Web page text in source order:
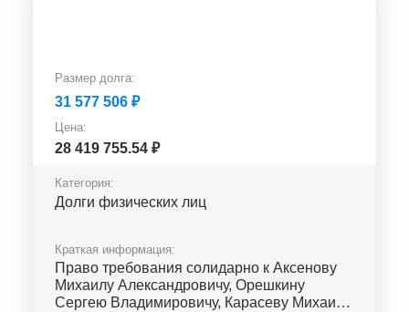
Размер долга:
31 577 506 ₽
Цена:
28 419 755.54 ₽
Категория:
Долги физических лиц
Краткая информация:
Право требования солидарно к Аксенову
Михаилу Александровичу, Орешкину
Сергею Владимировичу, Карасеву Михаилу